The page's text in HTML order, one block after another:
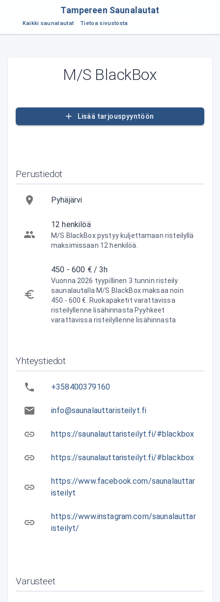
Tampereen Saunalautat
Kaikki saunalautat Tietoa sivustosta
M/S BlackBox
Lisää tarjouspyyntöön
Perustiedot
Pyhäjärvi
12 henkilöä
M/S BlackBox pystyy kuljettamaan risteilyllä
maksimissaan 12 henkilöä.
450 - 600 € / 3h
Vuonna 2026 tyypillinen 3 tunnin risteily
saunalautalla M/S BlackBox maksaa noin
450 - 600 €. Ruokapaketit varattavissa
risteilyllenne lisähinnasta Pyyhkeet
varattavissa risteilyllenne lisähinnasta
Yhteystiedot
+358400379160
info@saunalauttaristeilyt.fi
https://saunalauttaristeilyt.fi/#blackbox
https://saunalauttaristeilyt.fi/#blackbox
https://www.facebook.com/saunalauttar
isteilyt
https://www.instagram.com/saunalauttar
isteilyt/
Varusteet